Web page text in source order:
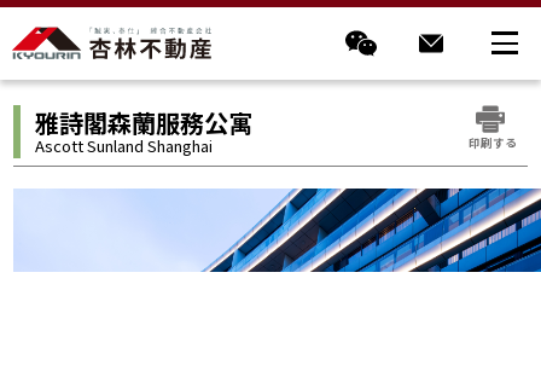
雅詩閣森蘭服務公寓
Ascott Sunland Shanghai 印刷する